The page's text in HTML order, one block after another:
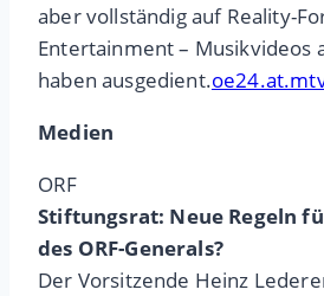
aber vollständig auf Reality-
Entertainment – Musikvideos
haben ausgedient.
Medien
ORF
Stiftungsrat: Neue Regeln
des ORF-Generals?
Der Vorsitzende Heinz